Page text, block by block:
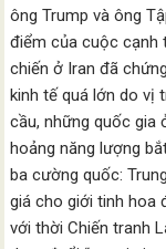
ông Trump và ông
điểm của cuộc cạnh
chiến ở Iran đã
kinh tế quá lớn do vị
cầu, những quốc gia
hoảng năng lượng
ba cường quốc:
giá cho giới tinh hoa
với thời Chiến tranh